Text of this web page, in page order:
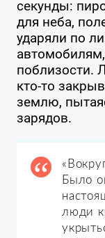
секунды:
для неба,
ударяли по
поблизости.
кто-то
землю,
зарядов.
Было
люди